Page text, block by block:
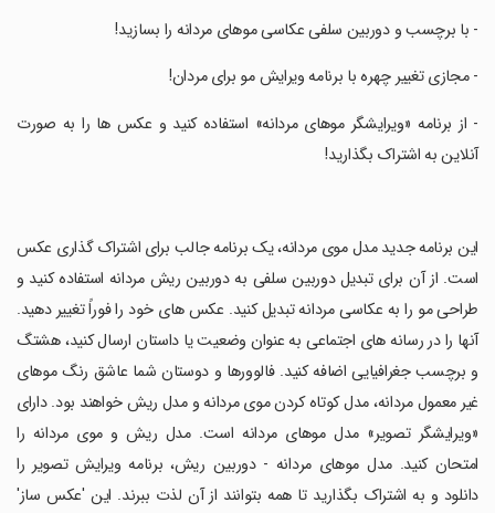
‏- با برچسب و دوربین سلفی عکاسی موهای مردانه را بسازید!
‏- مجازی تغییر چهره با برنامه ویرایش مو برای مردان!
‏- از برنامه «ویرایشگر موهای مردانه» استفاده کنید و عکس ها را به صورت
آنلاین به اشتراک بگذارید!
‏این برنامه جدید مدل موی مردانه، یک برنامه جالب برای اشتراک گذاری عکس
است. از آن برای تبدیل دوربین سلفی به دوربین ریش مردانه استفاده کنید و
طراحی مو را به عکاسی مردانه تبدیل کنید. عکس های خود را فوراً تغییر دهید.
آنها را در رسانه های اجتماعی به عنوان وضعیت یا داستان ارسال کنید، هشتگ
و برچسب جغرافیایی اضافه کنید. فالوورها و دوستان شما عاشق رنگ موهای
غیر معمول مردانه، مدل کوتاه کردن موی مردانه و مدل ریش خواهند بود. دارای
«ویرایشگر تصویر» مدل موهای مردانه است. مدل ریش و موی مردانه را
امتحان کنید. مدل موهای مردانه - دوربین ریش، برنامه ویرایش تصویر را
دانلود و به اشتراک بگذارید تا همه بتوانند از آن لذت ببرند. این 'عکس ساز'